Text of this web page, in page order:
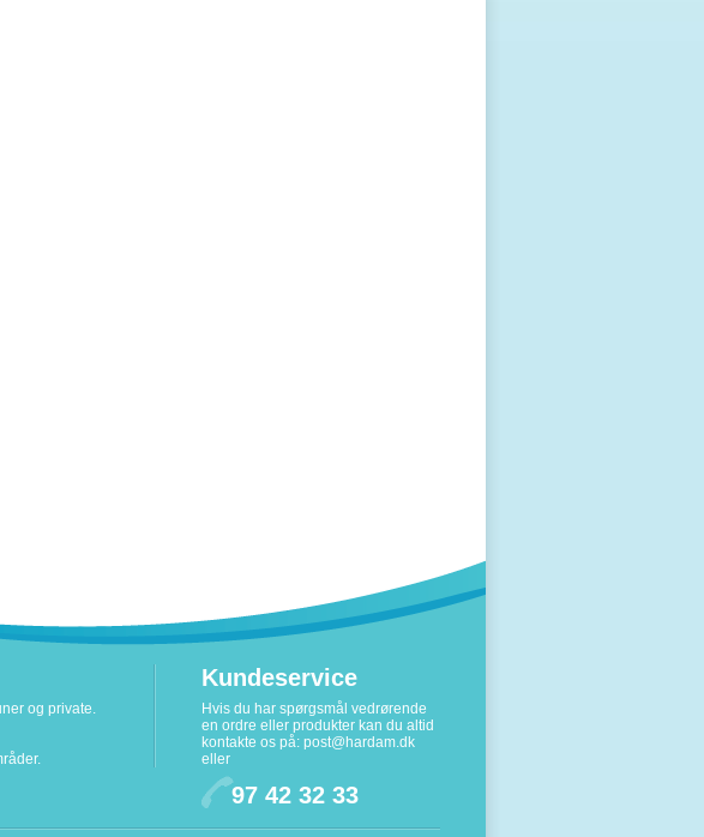
og private.
Kundeservice
Hvis du har spørgsmål vedrørende
en ordre eller produkter kan du altid
kontakte os på: post@hardam.dk
eller
97 42 32 33